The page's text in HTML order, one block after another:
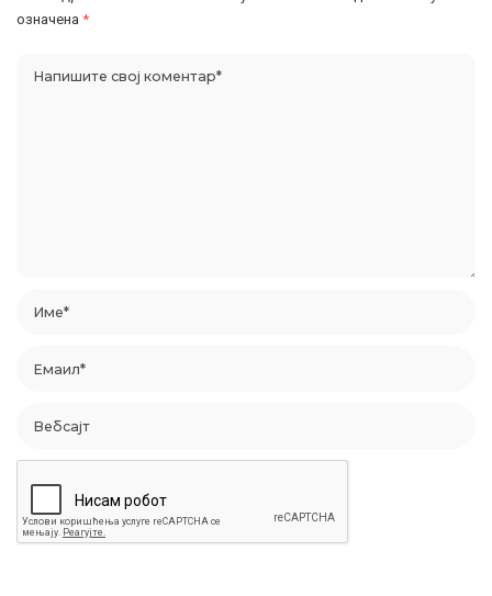
означена *